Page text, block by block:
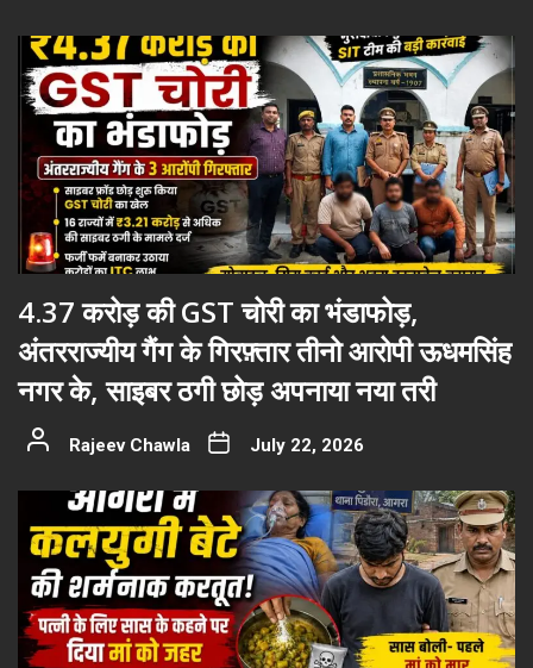
4.37 करोड़ की GST चोरी का भंडाफोड़,
अंतरराज्यीय गैंग के गिरफ़्तार तीनो आरोपी ऊधमसिंह
नगर के, साइबर ठगी छोड़ अपनाया नया तरी
Rajeev Chawla July 22, 2026